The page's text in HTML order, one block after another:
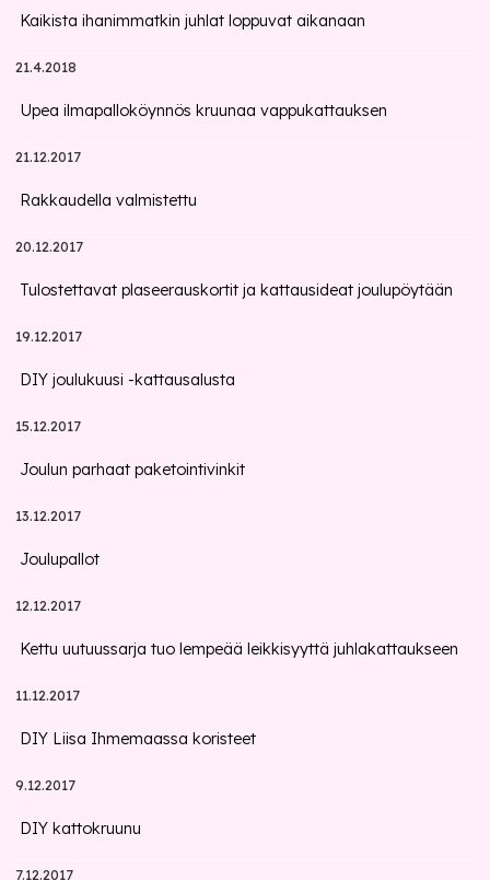
Kaikista ihanimmatkin juhlat loppuvat aikanaan
21.4.2018
Upea ilmapalloköynnös kruunaa vappukattauksen
21.12.2017
Rakkaudella valmistettu
20.12.2017
Tulostettavat plaseerauskortit ja kattausideat joulupöytään
19.12.2017
DIY joulukuusi -kattausalusta
15.12.2017
Joulun parhaat paketointivinkit
13.12.2017
Joulupallot
12.12.2017
Kettu uutuussarja tuo lempeää leikkisyyttä juhlakattaukseen
11.12.2017
DIY Liisa Ihmemaassa koristeet
9.12.2017
DIY kattokruunu
7.12.2017